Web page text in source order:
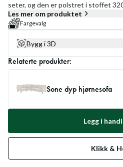
seter, og den er polstret i stoffet
Les mer om produktet
Fargevalg
Bygg i 3D
Relaterte produkter:
Sone dyp hjørnesofa
Legg i
Klikk &